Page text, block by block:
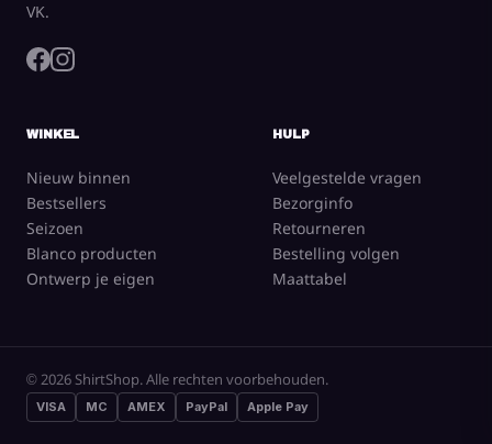
VK.
WINKEL
Nieuw binnen
Bestsellers
Seizoen
Blanco producten
Ontwerp je eigen
HULP
Veelgestelde vragen
Bezorginfo
Retourneren
Bestelling volgen
Maattabel
© 2026 ShirtShop. Alle rechten voorbehouden.
VISA MC AMEX PayPal Apple Pay